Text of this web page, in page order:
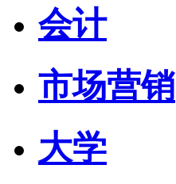
会计
市场营销
大学